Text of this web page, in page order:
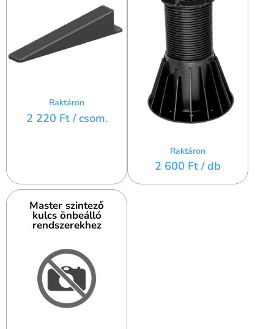
Raktáron
2 220 Ft / csom.
Raktáron
2 600 Ft / db
Master szintező
kulcs önbeálló
rendszerekhez